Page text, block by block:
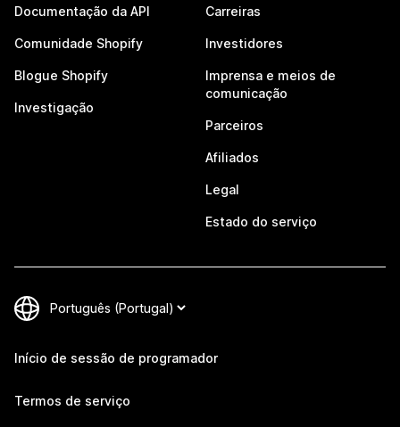
Documentação da API
Comunidade Shopify
Blogue Shopify
Investigação
Carreiras
Investidores
Imprensa e meios de
comunicação
Parceiros
Afiliados
Legal
Estado do serviço
Início de sessão de programador
Termos de serviço